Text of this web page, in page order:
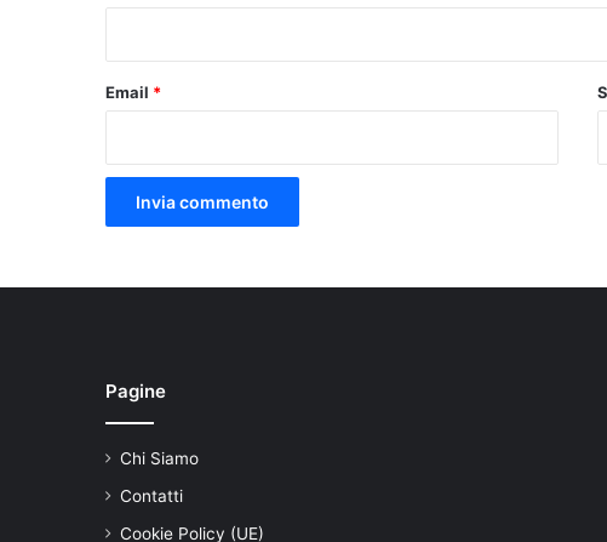
Email *
Pagine
Chi Siamo
Contatti
Cookie Policy (UE)